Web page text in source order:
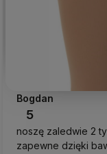
Bogdan
5
noszę zaledwie 2
zapewne dzięki